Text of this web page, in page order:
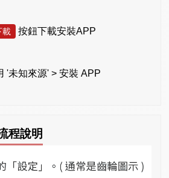
載 按鈕下載安裝APP
'未知來源' > 安裝 APP
程說明